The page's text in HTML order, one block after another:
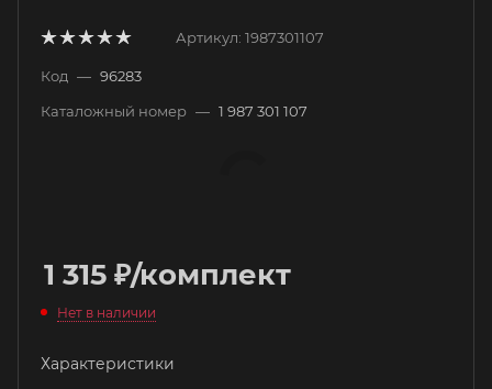
Артикул: 1987301107
Код — 96283
Каталожный номер — 1 987 301 107
1 315 ₽/комплект
Нет в наличии
Характеристики